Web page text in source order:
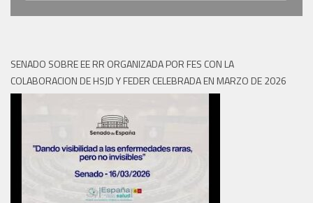
SENADO SOBRE EE RR ORGANIZADA POR FES CON LA
COLABORACION DE HSJD Y FEDER CELEBRADA EN MARZO DE 2026